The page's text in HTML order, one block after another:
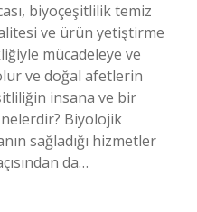
biyoçeşitlilik temiz
ve ürün yetiştirme
mücadeleye ve
ve doğal afetlerin
insana ve bir
nelerdir? Biyolojik
sağladığı hizmetler
da…